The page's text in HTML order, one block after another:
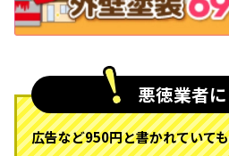
悪徳業者
広告など950円と書かれていて